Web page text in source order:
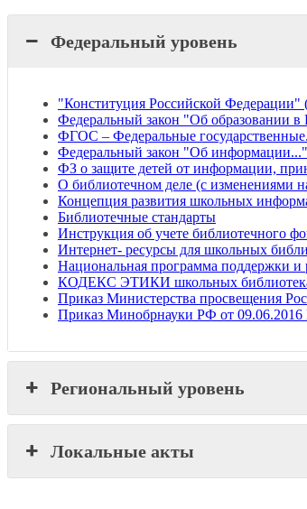
Федеральный уровень
"Конституция Российской Федерации"
Федеральный закон "Об образовании в
ФГОС – Федеральные
Федеральный закон "Об информации..."
ФЗ о защите детей от информации,
О библиотечном деле (с изменениями
Концепция развития школьных
Библиотечные стандарты
Инструкция об учете библиотечного
Интернет- ресурсы для школьных
Национальная программа поддержки и
КОДЕКС ЭТИКИ школьных
Приказ Министерства просвещения
Приказ Минобрнауки РФ от 09.06.2016
Региональный уровень
Локальные акты